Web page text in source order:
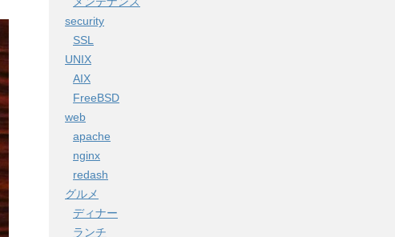
security
SSL
UNIX
AIX
FreeBSD
web
apache
nginx
redash
グルメ
ディナー
ランチ